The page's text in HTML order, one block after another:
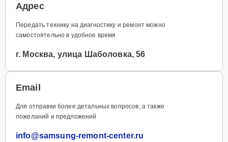
Адрес
Передать технику на диагностику и ремонт можно
самостоятельно в удобное время
г. Москва, улица Шаболовка, 56
Email
Для отправки более детальных вопросов, а также
пожеланий и предложений
info@samsung-remont-center.ru